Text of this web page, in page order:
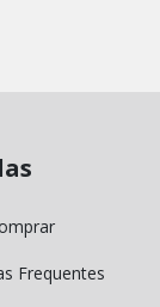
Frequentes